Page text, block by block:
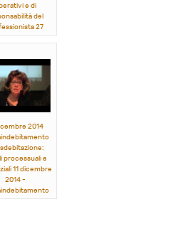
e di
del
27
profili
e di
del
Cuoco,
Jachia, Alberto
Tron, Mar...
2014
processuali e
11 dicembre
2014 -